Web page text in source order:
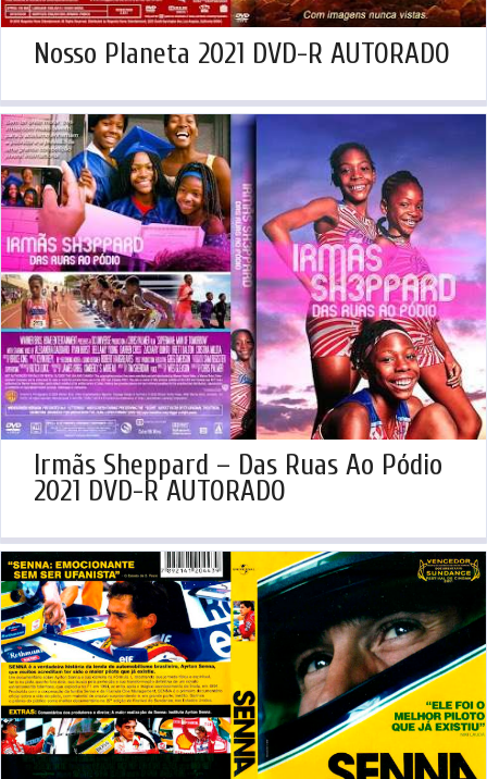
Nosso Planeta 2021 DVD-R AUTORADO
Irmãs Sheppard – Das Ruas Ao Pódio
2021 DVD-R AUTORADO